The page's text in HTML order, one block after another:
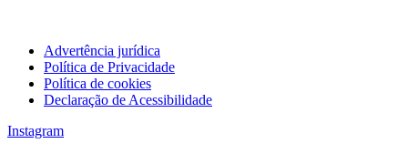
Advertência jurídica
Política de Privacidade
Política de cookies
Declaração de Acessibilidade
Instagram